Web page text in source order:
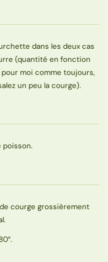
dans les deux cas
(quantité en fonction
moi comme toujours,
un peu la courge).
poisson.
courge grossièrement